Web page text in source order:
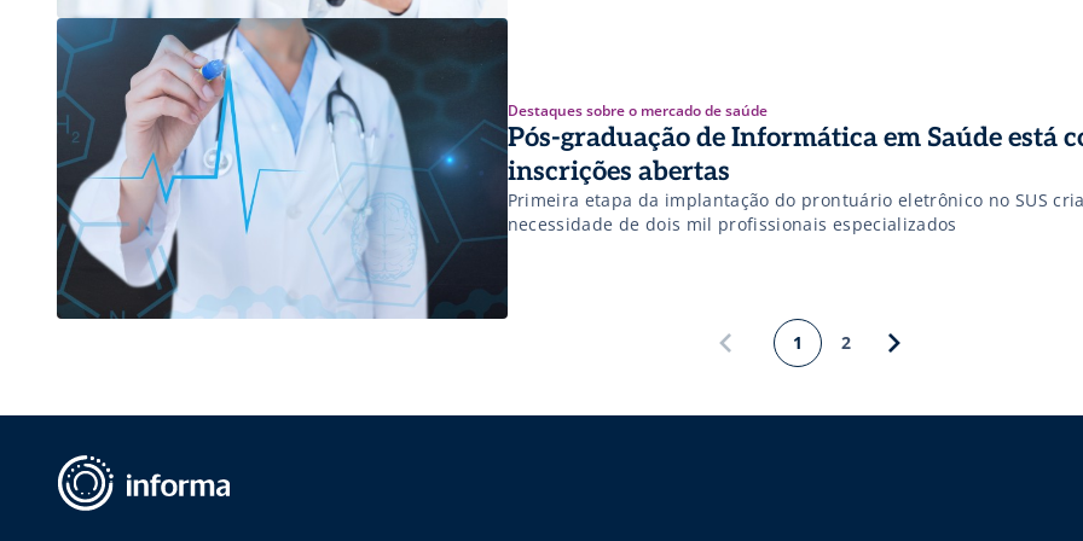
Destaques sobre o mercado de saúde
Pós-graduação de Informática em Saúde está
inscrições abertas
Primeira etapa da implantação do prontuário eletrônico no SUS cria
necessidade de dois mil profissionais especializados
1 2